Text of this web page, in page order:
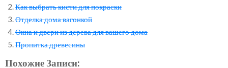
Как выбрать кисти для покраски
Отделка дома вагонкой
Окна и двери из дерева для вашего дома
Пропитка древесины
Похожие Записи: